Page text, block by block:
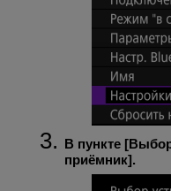
В пункте [Выбор
приёмник].